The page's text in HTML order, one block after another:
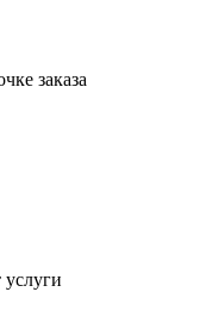
заказа